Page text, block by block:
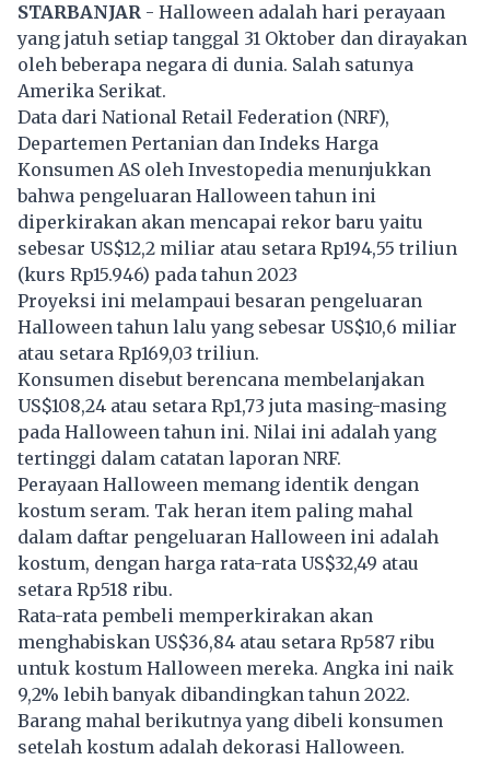
STARBANJAR - Halloween adalah hari perayaan
yang jatuh setiap tanggal 31 Oktober dan dirayakan
oleh beberapa negara di dunia. Salah satunya
Amerika Serikat.
Data dari National Retail Federation (NRF),
Departemen Pertanian dan Indeks Harga
Konsumen AS oleh Investopedia menunjukkan
bahwa pengeluaran Halloween tahun ini
diperkirakan akan mencapai rekor baru yaitu
sebesar US$12,2 miliar atau setara Rp194,55 triliun
(kurs Rp15.946) pada tahun 2023
Proyeksi ini melampaui besaran pengeluaran
Halloween tahun lalu yang sebesar US$10,6 miliar
atau setara Rp169,03 triliun.
Konsumen disebut berencana membelanjakan
US$108,24 atau setara Rp1,73 juta masing-masing
pada Halloween tahun ini. Nilai ini adalah yang
tertinggi dalam catatan laporan NRF.
Perayaan Halloween memang identik dengan
kostum seram. Tak heran item paling mahal
dalam daftar pengeluaran Halloween ini adalah
kostum, dengan harga rata-rata US$32,49 atau
setara Rp518 ribu.
Rata-rata pembeli memperkirakan akan
menghabiskan US$36,84 atau setara Rp587 ribu
untuk kostum Halloween mereka. Angka ini naik
9,2% lebih banyak dibandingkan tahun 2022.
Barang mahal berikutnya yang dibeli konsumen
setelah kostum adalah dekorasi Halloween.